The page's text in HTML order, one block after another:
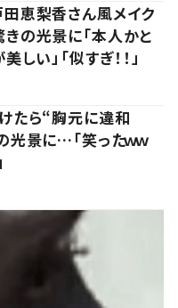
恵梨香さん風メイク
の光景に「本人かと
しい」「似すぎ！！」
たら“胸元に違和
景に…「笑ったｗｗ